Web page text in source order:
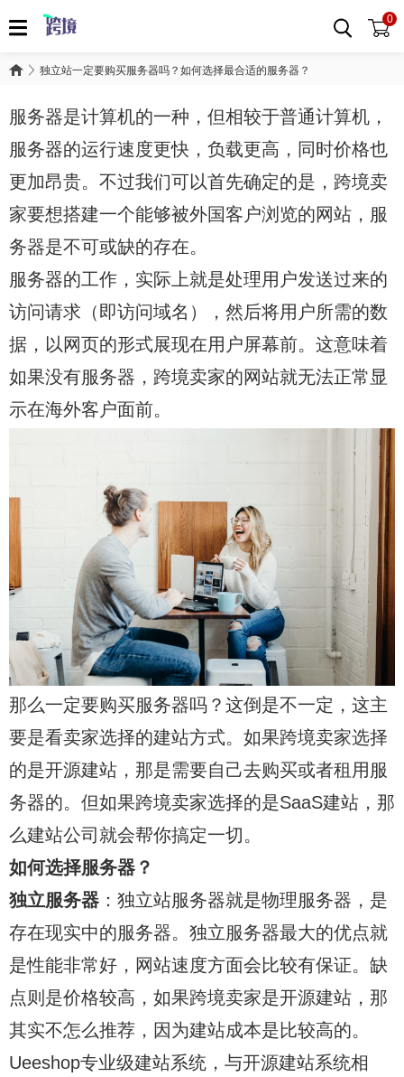
0
独立站一定要购买服务器吗？如何选择最合适的服务器？
服务器是计算机的一种，但相较于普通计算机，
服务器的运行速度更快，负载更高，同时价格也
更加昂贵。不过我们可以首先确定的是，跨境卖
家要想搭建一个能够被外国客户浏览的网站，服
务器是不可或缺的存在。
服务器的工作，实际上就是处理用户发送过来的
访问请求（即访问域名），然后将用户所需的数
据，以网页的形式展现在用户屏幕前。这意味着
如果没有服务器，跨境卖家的网站就无法正常显
示在海外客户面前。
那么一定要购买服务器吗？这倒是不一定，这主
要是看卖家选择的建站方式。如果跨境卖家选择
的是开源建站，那是需要自己去购买或者租用服
务器的。但如果跨境卖家选择的是SaaS建站，那
么建站公司就会帮你搞定一切。
如何选择服务器？
独立服务器 ：独立站服务器就是物理服务器，是
存在现实中的服务器。独立服务器最大的优点就
是性能非常好，网站速度方面会比较有保证。缺
点则是价格较高，如果跨境卖家是开源建站，那
其实不怎么推荐，因为建站成本是比较高的。
Ueeshop专业级建站系统，与开源建站系统相